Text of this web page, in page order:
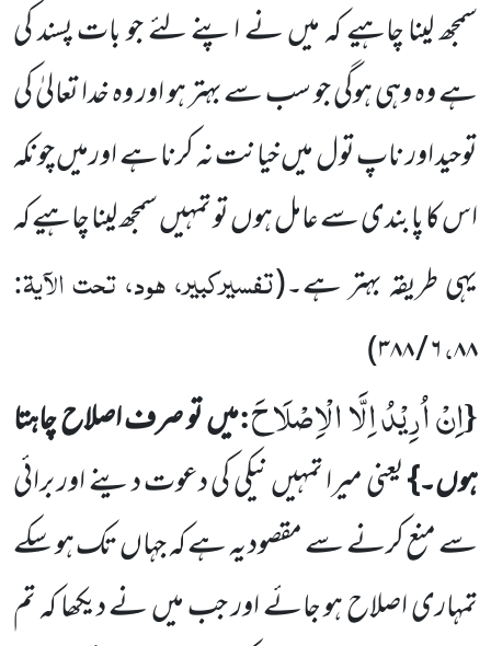
سمجھ لینا چاہیے کہ میں نے اپنے لئے جو بات پسند کی
ہے وہ وہی ہوگی جو سب سے بہتر ہو اور وہ خداتعالیٰ کی
توحید اور ناپ تول میں خیانت نہ کرنا ہے اورمیں چونکہ
اس کا پابندی سے عامل ہوں تو تمہیں سمجھ لینا چاہیے کہ
یہیطریقہ بہتر ہے۔(تفسیرکبیر، ہود، تحت الآیۃ:
۸۸،۶/۳۸۸)
{اِنْ اُرِیْدُ اِلَّا الْاِصْلَاحَ:میں تو صرف اصلاح چاہتا
ہوں۔}یعنی میرا تمہیں نیکی کی دعوت دینے اور برائی
سے منعکرنےسے مقصود یہ ہے کہ جہاں تک ہو سکے
تمہاری اصلاح ہو جائے اور جب میں نے دیکھا کہ تم